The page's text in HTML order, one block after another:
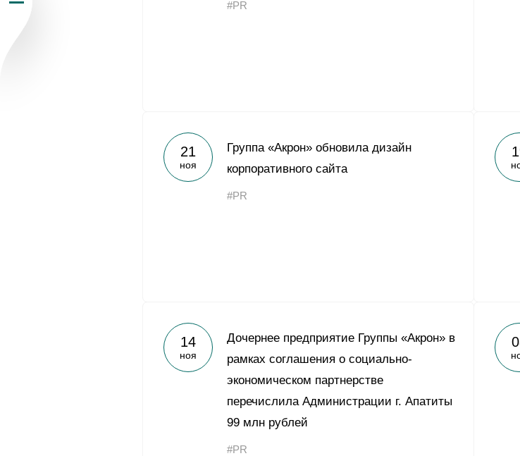
#PR
21
ноя
Группа «Акрон» обновила дизайн
корпоративного сайта
#PR
14
ноя
Дочернее предприятие Группы «Акрон» в
рамках соглашения о социально-
экономическом партнерстве
перечислила Администрации г. Апатиты
99 млн рублей
#PR